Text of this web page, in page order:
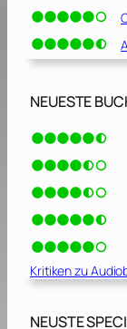
NEUESTE
Kritiken zu
NEUSTE